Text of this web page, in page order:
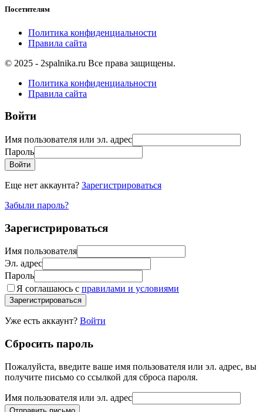
Посетителям
Политика конфиденциальности
Правила сайта
© 2025 - 2spalnika.ru Все права защищены.
Политика конфиденциальности
Правила сайта
Войти
Имя пользователя или эл. адрес
Пароль
Войти
Еще нет аккаунта? Зарегистрироваться
Забыли пароль?
Зарегистрироваться
Имя пользователя
Эл. адрес
Пароль
Я соглашаюсь с правилами и условиями
Зарегистрироваться
Уже есть аккаунт? Войти
Сбросить пароль
Пожалуйста, введите ваше имя пользователя или эл. адрес, вы
получите письмо со ссылкой для сброса пароля.
Имя пользователя или эл. адрес